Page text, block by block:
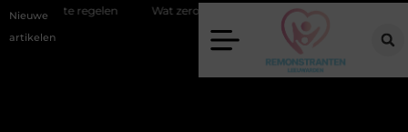
Nieuwe
artikelen
Wat zero-click search betekent voor de toekomst van online